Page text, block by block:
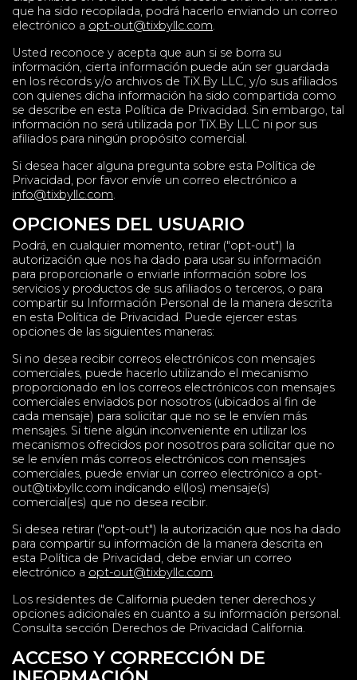
que ha sido recopilada, podrá hacerlo enviando un correo
electrónico a opt-out@tixbyllc.com.
Usted reconoce y acepta que aun si se borra su
información, cierta información puede aún ser guardada
en los récords y/o archivos de TiX.By LLC, y/o sus afiliados
con quienes dicha información ha sido compartida como
se describe en esta Política de Privacidad. Sin embargo, tal
información no será utilizada por TiX.By LLC ni por sus
afiliados para ningún propósito comercial.
Si desea hacer alguna pregunta sobre esta Política de
Privacidad, por favor envíe un correo electrónico a
info@tixbyllc.com.
OPCIONES DEL USUARIO
Podrá, en cualquier momento, retirar ("opt-out") la
autorización que nos ha dado para usar su información
para proporcionarle o enviarle información sobre los
servicios y productos de sus afiliados o terceros, o para
compartir su Información Personal de la manera descrita
en esta Política de Privacidad. Puede ejercer estas
opciones de las siguientes maneras:
Si no desea recibir correos electrónicos con mensajes
comerciales, puede hacerlo utilizando el mecanismo
proporcionado en los correos electrónicos con mensajes
comerciales enviados por nosotros (ubicados al fin de
cada mensaje) para solicitar que no se le envíen más
mensajes. Si tiene algún inconveniente en utilizar los
mecanismos ofrecidos por nosotros para solicitar que no
se le envíen más correos electrónicos con mensajes
comerciales, puede enviar un correo electrónico a opt-
out@tixbyllc.com indicando el(los) mensaje(s)
comercial(es) que no desea recibir.
Si desea retirar ("opt-out") la autorización que nos ha dado
para compartir su información de la manera descrita en
esta Política de Privacidad, debe enviar un correo
electrónico a opt-out@tixbyllc.com.
Los residentes de California pueden tener derechos y
opciones adicionales en cuanto a su información personal.
Consulta sección Derechos de Privacidad California.
ACCESO Y CORRECCIÓN DE